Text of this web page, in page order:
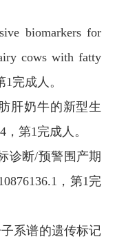
biomarkers for
cows with fatty
1完成人。
肝奶牛的新型生
第1完成人。
诊断/预警围产期
，第1完
系谱的遗传标记